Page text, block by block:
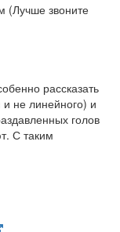
(Лучше звоните
рассказать
и не линейного) и
голов
С таким